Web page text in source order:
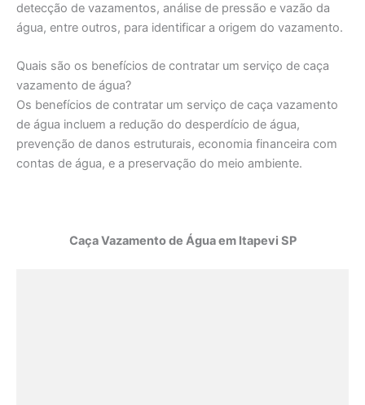
detecção de vazamentos, análise de pressão e vazão da
água, entre outros, para identificar a origem do vazamento.
Quais são os benefícios de contratar um serviço de caça
vazamento de água?
Os benefícios de contratar um serviço de caça vazamento
de água incluem a redução do desperdício de água,
prevenção de danos estruturais, economia financeira com
contas de água, e a preservação do meio ambiente.
Caça Vazamento de Água em Itapevi SP